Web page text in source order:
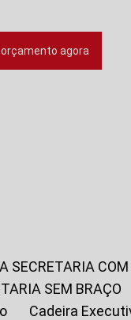
orçamento agora
SECRETARIA
SEM BRAÇO
Cadeira